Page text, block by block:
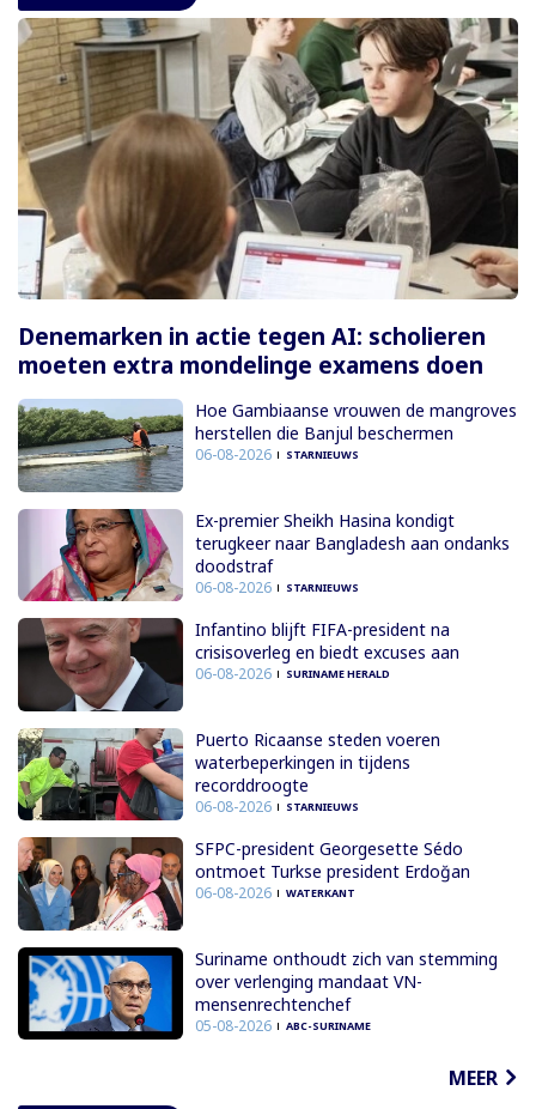
Denemarken in actie tegen AI: scholieren
moeten extra mondelinge examens doen
Hoe Gambiaanse vrouwen de mangroves
herstellen die Banjul beschermen
06-08-2026 STARNIEUWS
Ex-premier Sheikh Hasina kondigt
terugkeer naar Bangladesh aan ondanks
doodstraf
06-08-2026 STARNIEUWS
Infantino blijft FIFA-president na
crisisoverleg en biedt excuses aan
06-08-2026 SURINAME HERALD
Puerto Ricaanse steden voeren
waterbeperkingen in tijdens
recorddroogte
06-08-2026 STARNIEUWS
SFPC-president Georgesette Sédo
ontmoet Turkse president Erdoğan
06-08-2026 WATERKANT
Suriname onthoudt zich van stemming
over verlenging mandaat VN-
mensenrechtenchef
05-08-2026 ABC-SURINAME
MEER